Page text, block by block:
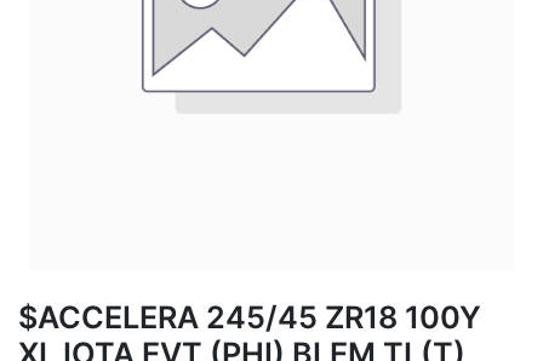
$ACCELERA 245/45 ZR18 100Y
XL IOTA EVT (PHI) BLEM TL(T)